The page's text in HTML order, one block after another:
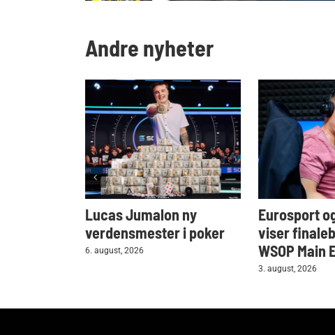
Andre nyheter
Lucas Jumalon ny
verdensmester i poker
6. august, 2026
Eurosport
viser
WSOP
3. august, 2026